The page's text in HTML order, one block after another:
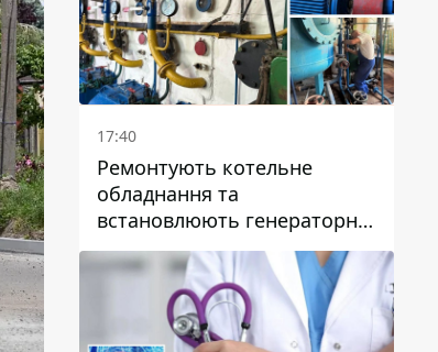
17:40
Ремонтують котельне
обладнання та
встановлюють генераторні
установки: як у Дніпрі
готуються до
опалювального сезону